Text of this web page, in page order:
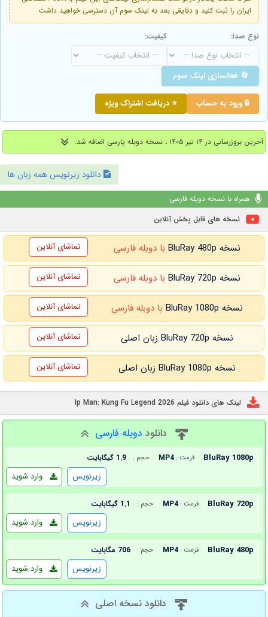
ایران را ثبت کنید و دقایقی بعد به لینک سوم آن دسترسی خواهید داشت
نوع صدا: کیفیت:
🔄 فعالسازی لینک سوم
🔒 ورود به حساب ⭐ دریافت اشتراک ویژه
آخرین بروزرسانی در ۱۴ تیر ۱۴۰۵ ، نسخه دوبله پارسی اضافه شد.
دانلود زیرنویس همه زبان ها
همراه با نسخه دوبله فارسی
نسخه های قابل پخش آنلاین
نسخه BluRay 480p با دوبله فارسی تماشای آنلاین
نسخه BluRay 720p با دوبله فارسی تماشای آنلاین
نسخه BluRay 1080p با دوبله فارسی تماشای آنلاین
نسخه BluRay 720p زبان اصلی تماشای آنلاین
نسخه BluRay 1080p زبان اصلی تماشای آنلاین
لینک های دانلود فیلم Ip Man: Kung Fu Legend 2026
دانلود دوبله فارسی
BluRay 1080p فرمت : MP4 حجم : 1.9 گیگابایت
وارد شوید زیرنویس
BluRay 720p فرمت : MP4 حجم : 1.1 گیگابایت
وارد شوید زیرنویس
BluRay 480p فرمت : MP4 حجم : 706 مگابایت
وارد شوید زیرنویس
دانلود نسخه اصلی